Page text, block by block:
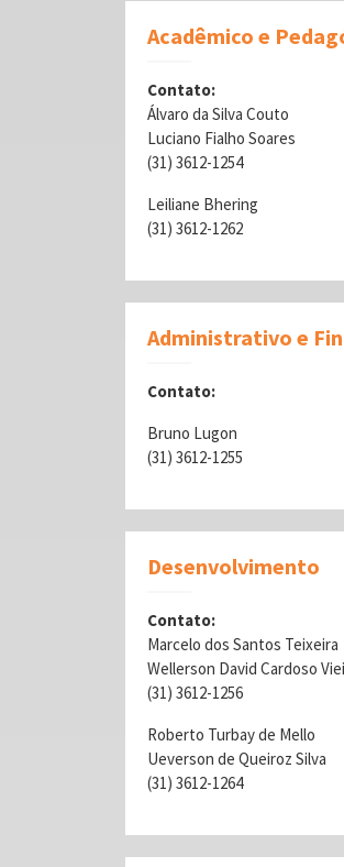
Acadêmico e
Contato:
Álvaro da Silva Couto
Luciano Fialho Soares
(31) 3612-1254
Leiliane Bhering
(31) 3612-1262
Administrativo e
Contato:
Bruno Lugon
(31) 3612-1255
Desenvolvimento
Contato:
Marcelo dos Santos Teixeira
Wellerson David Cardoso
(31) 3612-1256
Roberto Turbay de Mello
Ueverson de Queiroz Silva
(31) 3612-1264